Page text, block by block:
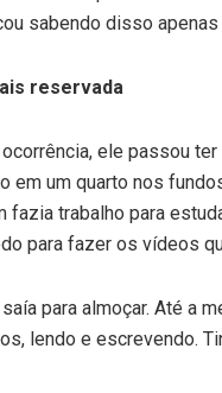
sabendo disso
reservada
ele passou
em um quarto nos
fazia trabalho para
para fazer os vídeos
saía para almoçar. Até a
lendo e escrevendo.